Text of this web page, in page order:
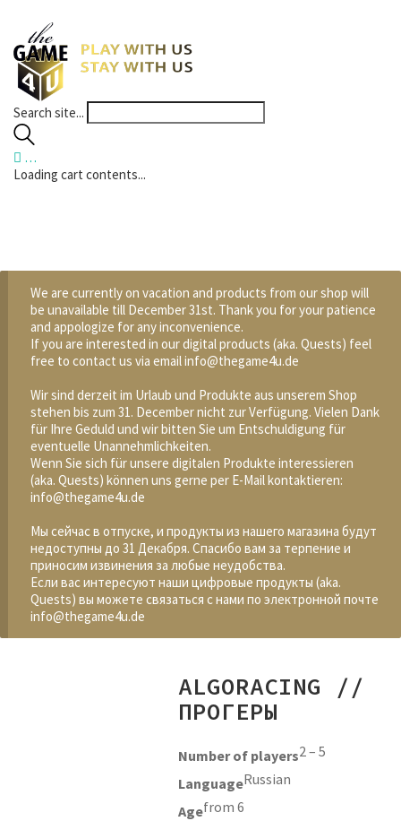
Search site...
…
Loading cart contents...
We are currently on vacation and products from our shop will
be unavailable till December 31st. Thank you for your patience
and appologize for any inconvenience.
If you are interested in our digital products (aka. Quests) feel
free to contact us via email info@thegame4u.de
Wir sind derzeit im Urlaub und Produkte aus unserem Shop
stehen bis zum 31. December nicht zur Verfügung. Vielen Dank
für Ihre Geduld und wir bitten Sie um Entschuldigung für
eventuelle Unannehmlichkeiten.
Wenn Sie sich für unsere digitalen Produkte interessieren
(aka. Quests) können uns gerne per E-Mail kontaktieren:
info@thegame4u.de
Мы сейчас в отпуске, и продукты из нашего магазина будут
недоступны до 31 Декабря. Спасибо вам за терпение и
приносим извинения за любые неудобства.
Если вас интересуют наши цифровые продукты (aka.
Quests) вы можете связаться с нами по электронной почте
info@thegame4u.de
ALGORACING //
ПРОГЕРЫ
Number of players2 – 5
LanguageRussian
Agefrom 6